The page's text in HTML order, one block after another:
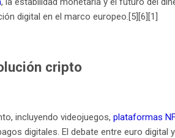
digital en el marco europeo.[5][6][1]
cripto
incluyendo videojuegos, plataformas
digitales. El debate entre euro digital